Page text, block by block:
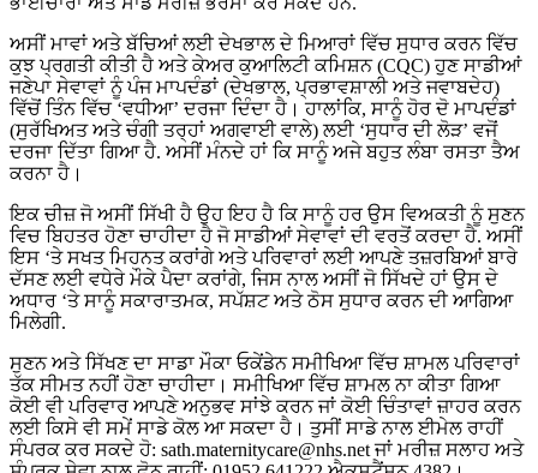
ਅਸੀਂ ਮਾਵਾਂ ਅਤੇ ਬੱਚਿਆਂ ਲਈ ਦੇਖਭਾਲ ਦੇ ਮਿਆਰਾਂ ਵਿੱਚ ਸੁਧਾਰ ਕਰਨ ਵਿੱਚ
ਕੁਝ ਪ੍ਰਗਤੀ ਕੀਤੀ ਹੈ ਅਤੇ ਕੇਅਰ ਕੁਆਲਿਟੀ ਕਮਿਸ਼ਨ (CQC) ਹੁਣ ਸਾਡੀਆਂ
ਜਣੇਪਾ ਸੇਵਾਵਾਂ ਨੂੰ ਪੰਜ ਮਾਪਦੰਡਾਂ (ਦੇਖਭਾਲ, ਪ੍ਰਭਾਵਸ਼ਾਲੀ ਅਤੇ ਜਵਾਬਦੇਹ)
ਵਿੱਚੋਂ ਤਿੰਨ ਵਿੱਚ ‘ਵਧੀਆ’ ਦਰਜਾ ਦਿੰਦਾ ਹੈ। ਹਾਲਾਂਕਿ, ਸਾਨੂੰ ਹੋਰ ਦੋ ਮਾਪਦੰਡਾਂ
(ਸੁਰੱਖਿਅਤ ਅਤੇ ਚੰਗੀ ਤਰ੍ਹਾਂ ਅਗਵਾਈ ਵਾਲੇ) ਲਈ ‘ਸੁਧਾਰ ਦੀ ਲੋੜ’ ਵਜੋਂ
ਦਰਜਾ ਦਿੱਤਾ ਗਿਆ ਹੈ. ਅਸੀਂ ਮੰਨਦੇ ਹਾਂ ਕਿ ਸਾਨੂੰ ਅਜੇ ਬਹੁਤ ਲੰਬਾ ਰਸਤਾ ਤੈਅ
ਕਰਨਾ ਹੈ।
ਇਕ ਚੀਜ਼ ਜੋ ਅਸੀਂ ਸਿੱਖੀ ਹੈ ਉਹ ਇਹ ਹੈ ਕਿ ਸਾਨੂੰ ਹਰ ਉਸ ਵਿਅਕਤੀ ਨੂੰ ਸੁਣਨ
ਵਿਚ ਬਿਹਤਰ ਹੋਣਾ ਚਾਹੀਦਾ ਹੈ ਜੋ ਸਾਡੀਆਂ ਸੇਵਾਵਾਂ ਦੀ ਵਰਤੋਂ ਕਰਦਾ ਹੈ. ਅਸੀਂ
ਇਸ ‘ਤੇ ਸਖਤ ਮਿਹਨਤ ਕਰਾਂਗੇ ਅਤੇ ਪਰਿਵਾਰਾਂ ਲਈ ਆਪਣੇ ਤਜ਼ਰਬਿਆਂ ਬਾਰੇ
ਦੱਸਣ ਲਈ ਵਧੇਰੇ ਮੌਕੇ ਪੈਦਾ ਕਰਾਂਗੇ, ਜਿਸ ਨਾਲ ਅਸੀਂ ਜੋ ਸਿੱਖਦੇ ਹਾਂ ਉਸ ਦੇ
ਅਧਾਰ ‘ਤੇ ਸਾਨੂੰ ਸਕਾਰਾਤਮਕ, ਸਪੱਸ਼ਟ ਅਤੇ ਠੋਸ ਸੁਧਾਰ ਕਰਨ ਦੀ ਆਗਿਆ
ਮਿਲੇਗੀ.
ਸੁਣਨ ਅਤੇ ਸਿੱਖਣ ਦਾ ਸਾਡਾ ਮੌਕਾ ਓਕੇਂਡੇਨ ਸਮੀਖਿਆ ਵਿੱਚ ਸ਼ਾਮਲ ਪਰਿਵਾਰਾਂ
ਤੱਕ ਸੀਮਤ ਨਹੀਂ ਹੋਣਾ ਚਾਹੀਦਾ। ਸਮੀਖਿਆ ਵਿੱਚ ਸ਼ਾਮਲ ਨਾ ਕੀਤਾ ਗਿਆ
ਕੋਈ ਵੀ ਪਰਿਵਾਰ ਆਪਣੇ ਅਨੁਭਵ ਸਾਂਝੇ ਕਰਨ ਜਾਂ ਕੋਈ ਚਿੰਤਾਵਾਂ ਜ਼ਾਹਰ ਕਰਨ
ਲਈ ਕਿਸੇ ਵੀ ਸਮੇਂ ਸਾਡੇ ਕੋਲ ਆ ਸਕਦਾ ਹੈ। ਤੁਸੀਂ ਸਾਡੇ ਨਾਲ ਈਮੇਲ ਰਾਹੀਂ
ਸੰਪਰਕ ਕਰ ਸਕਦੇ ਹੋ: sath.maternitycare@nhs.net ਜਾਂ ਮਰੀਜ਼ ਸਲਾਹ ਅਤੇ